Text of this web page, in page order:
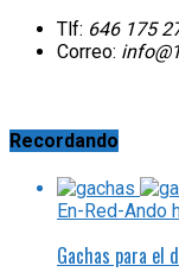
Tlf: 646 175
Correo:
Recordando
En-Red-Ando
Gachas para el